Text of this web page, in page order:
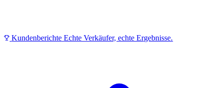
Kundenberichte Echte Verkäufer, echte Ergebnisse.